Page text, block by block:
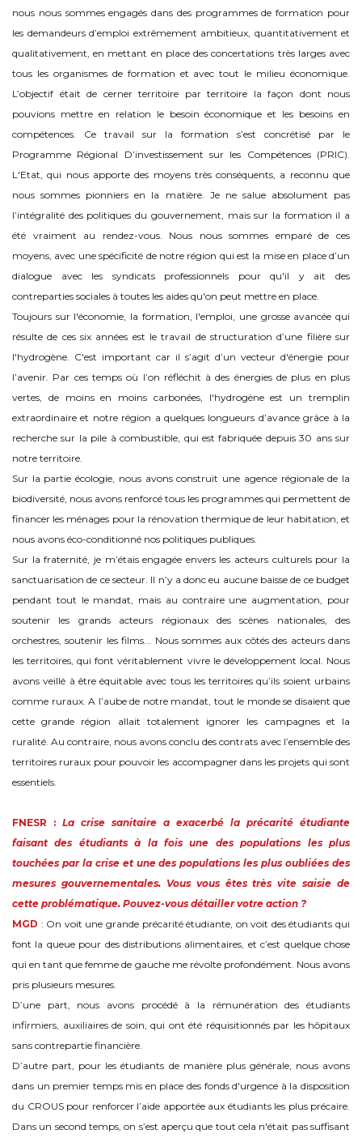
nous nous sommes engagés dans des programmes de formation pour
les demandeurs d’emploi extrêmement ambitieux, quantitativement et
qualitativement, en mettant en place des concertations très larges avec
tous les organismes de formation et avec tout le milieu économique.
L’objectif était de cerner territoire par territoire la façon dont nous
pouvions mettre en relation le besoin économique et les besoins en
compétences. Ce travail sur la formation s’est concrétisé par le
Programme Régional D’investissement sur les Compétences (PRIC).
L'Etat, qui nous apporte des moyens très conséquents, a reconnu que
nous sommes pionniers en la matière. Je ne salue absolument pas
l’intégralité des politiques du gouvernement, mais sur la formation il a
été vraiment au rendez-vous. Nous nous sommes emparé de ces
moyens, avec une spécificité de notre région qui est la mise en place d’un
dialogue avec les syndicats professionnels pour qu'il y ait des
contreparties sociales à toutes les aides qu'on peut mettre en place.
Toujours sur l'économie, la formation, l'emploi, une grosse avancée qui
résulte de ces six années est le travail de structuration d’une filière sur
l'hydrogène. C'est important car il s’agit d’un vecteur d'énergie pour
l’avenir. Par ces temps où l’on réfléchit à des énergies de plus en plus
vertes, de moins en moins carbonées, l'hydrogène est un tremplin
extraordinaire et notre région a quelques longueurs d’avance grâce à la
recherche sur la pile à combustible, qui est fabriquée depuis 30 ans sur
notre territoire.
Sur la partie écologie, nous avons construit une agence régionale de la
biodiversité, nous avons renforcé tous les programmes qui permettent de
financer les ménages pour la rénovation thermique de leur habitation, et
nous avons éco-conditionné nos politiques publiques.
Sur la fraternité, je m’étais engagée envers les acteurs culturels pour la
sanctuarisation de ce secteur. Il n’y a donc eu aucune baisse de ce budget
pendant tout le mandat, mais au contraire une augmentation, pour
soutenir les grands acteurs régionaux des scènes nationales, des
orchestres, soutenir les films... Nous sommes aux côtés des acteurs dans
les territoires, qui font véritablement vivre le développement local. Nous
avons veillé à être équitable avec tous les territoires qu’ils soient urbains
comme ruraux. A l’aube de notre mandat, tout le monde se disaient que
cette grande région allait totalement ignorer les campagnes et la
ruralité. Au contraire, nous avons conclu des contrats avec l’ensemble des
territoires ruraux pour pouvoir les accompagner dans les projets qui sont
essentiels.
FNESR : La crise sanitaire a exacerbé la précarité étudiante
faisant des étudiants à la fois une des populations les plus
touchées par la crise et une des populations les plus oubliées des
mesures gouvernementales. Vous vous êtes très vite saisie de
cette problématique. Pouvez-vous détailler votre action ?
MGD : On voit une grande précarité étudiante, on voit des étudiants qui
font la queue pour des distributions alimentaires, et c’est quelque chose
qui en tant que femme de gauche me révolte profondément. Nous avons
pris plusieurs mesures.
D’une part, nous avons procédé à la rémunération des étudiants
infirmiers, auxiliaires de soin, qui ont été réquisitionnés par les hôpitaux
sans contrepartie financière.
D’autre part, pour les étudiants de manière plus générale, nous avons
dans un premier temps mis en place des fonds d'urgence à la disposition
du CROUS pour renforcer l’aide apportée aux étudiants les plus précaire.
Dans un second temps, on s’est aperçu que tout cela n'était pas suffisant